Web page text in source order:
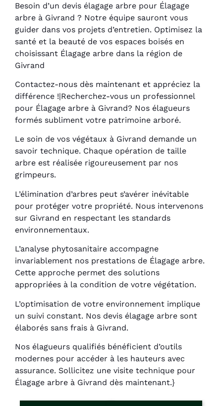
Besoin d’un devis élagage arbre pour Élagage
arbre à Givrand ? Notre équipe sauront vous
guider dans vos projets d’entretien. Optimisez la
santé et la beauté de vos espaces boisés en
choisissant Élagage arbre dans la région de
Givrand
Contactez-nous dès maintenant et appréciez la
différence !|Recherchez-vous un professionnel
pour Élagage arbre à Givrand? Nos élagueurs
formés subliment votre patrimoine arboré.
Le soin de vos végétaux à Givrand demande un
savoir technique. Chaque opération de taille
arbre est réalisée rigoureusement par nos
grimpeurs.
L’élimination d’arbres peut s’avérer inévitable
pour protéger votre propriété. Nous intervenons
sur Givrand en respectant les standards
environnementaux.
L’analyse phytosanitaire accompagne
invariablement nos prestations de Élagage arbre.
Cette approche permet des solutions
appropriées à la condition de votre végétation.
L’optimisation de votre environnement implique
un suivi constant. Nos devis élagage arbre sont
élaborés sans frais à Givrand.
Nos élagueurs qualifiés bénéficient d’outils
modernes pour accéder à les hauteurs avec
assurance. Sollicitez une visite technique pour
Élagage arbre à Givrand dès maintenant.}